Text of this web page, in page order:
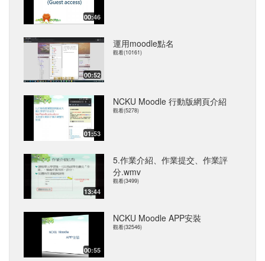
00:46
00:52
運用moodle點名
觀看(10161)
01:53
NCKU Moodle 行動版網頁介紹
觀看(5278)
13:44
5.作業介紹、作業提交、作業評
分.wmv
觀看(3499)
00:55
NCKU Moodle APP安裝
觀看(32546)